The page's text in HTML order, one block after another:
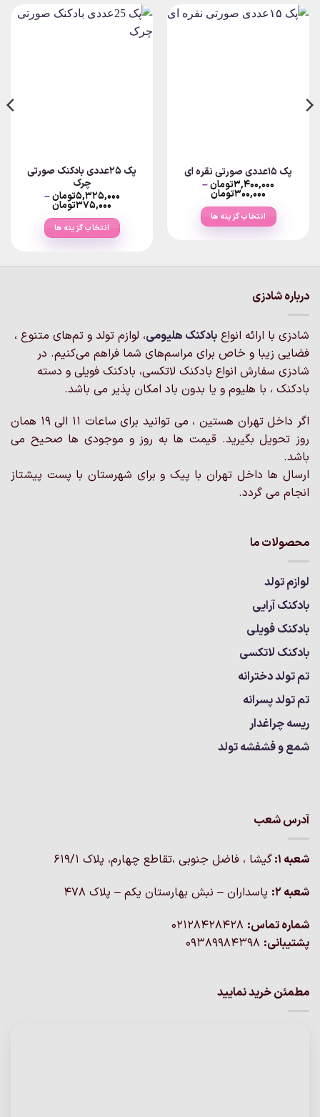
پک ۱۵عددی صورتی نقره ای
۳,۴۰۰,۰۰۰تومان–
۳۰۰,۰۰۰تومانPrice
through
۳,۴۰۰,۰۰۰تومان
انتخاب گزینه ها
گزینه
ها
ممکن
است
در
محصول
انتخاب
پک 25عددی بادکنک صورتی
چرک
۵,۳۲۵,۰۰۰تومان–
۳۷۵,۰۰۰تومانPrice
range:
through
۵,۳۲۵,۰۰۰تومان
انتخاب گزینه ها
باشد.
گزینه
ها
ممکن
است
صفحه
محصول
شوند
درباره شادزی
شادزی با ارائه انواع بادکنک‌ هلیومی، لوازم تولد و تم‌های متنوع ،
فضایی زیبا و خاص برای مراسم‌های شما فراهم می‌کنیم. در
شادزی سفارش انواع بادکنک لاتکسی، بادکنک فویلی و دسته
بادکنک ، با هلیوم و یا بدون باد امکان پذیر می باشد.
اگر داخل تهران هستین ، می توانید برای ساعات 11 الی 19 همان
روز تحویل بگیرید. قیمت ها به روز و موجودی ها صحیح می
باشد.
ارسال ها داخل تهران با پیک و برای شهرستان با پست پیشتاز
انجام می گردد.
محصولات ما
لوازم تولد
بادکنک آرایی
بادکنک فویلی
بادکنک لاتکسی
تم تولد دخترانه
تم تولد پسرانه
ریسه چراغدار
شمع و فشفشه تولد
آدرس شعب
شعبه 1:
گيشا ، فاضل جنوبی ،تقاطع چهارم، پلاک 619/1
شعبه 2:
پاسداران – نبش بهارستان یکم – پلاک ۴۷۸
شماره تماس:
پشتیبانی:
مطمئن خرید نمایید